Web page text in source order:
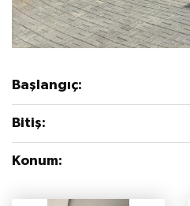
Başlangıç:
Bitiş:
Konum: